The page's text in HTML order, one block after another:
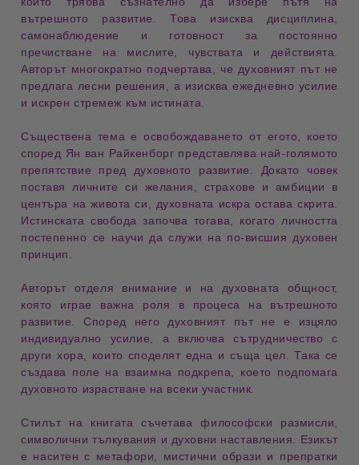
вътрешното развитие. Това изисква дисциплина
самонаблюдение
и готовност за постоянно
пречистване на мислите, чувствата и действията.
Авторът многократно подчертава, че духовният път не
предлага лесни решения, а изисква ежедневно усилие
и искрен стремеж към истината.
Съществена тема еосвобождаването от егото , което
според Ян ван Райкенборг представлява най-голямото
препятствие пред духовното развитие. Докато човек
поставя личните си желания, страхове и амбиции в
центъра на живота си, духовната искра остава скрита.
Истинската свобода започва тогава, когато личността
постепенно се научи да служи на по-висшия духовен
принцип.
Авторът отделя внимание и на духовната общност,
която играе важна роля в процеса на вътрешното
развитие. Според него духовният път не е изцяло
индивидуално усилие, а включва сътрудничество с
други хора, които споделят една и съща цел. Така се
създава поле на взаимна подкрепа, което подпомага
духовното израстване на всеки участник.
Стилът на книгата съчетавафилософски размисли
символични тълкувания и духовни наставления . Езикът
е наситен с метафори, мистични образи и препратки